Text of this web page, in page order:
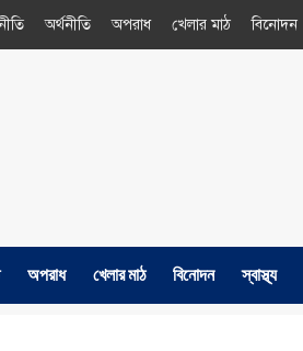
অর্থনীতি অপরাধ খেলার মাঠ বিনোদন
অপরাধ খেলার মাঠ বিনোদন স্বাস্থ্য